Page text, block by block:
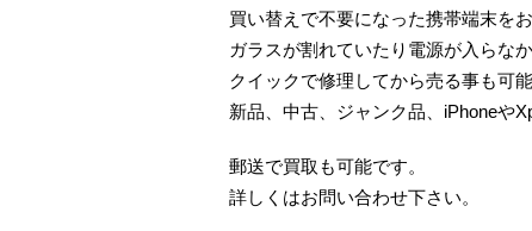
買い替えで不要になった携帯端末を
ガラスが割れていたり電源が入らな
クイックで修理してから売る事も可
新品、中古、ジャンク品、iPhoneや
郵送で買取も可能です。
詳しくはお問い合わせ下さい。